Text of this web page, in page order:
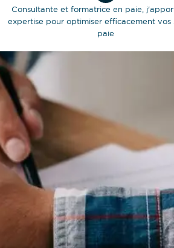
Consultante et formatrice en paie,
expertise pour optimiser efficacement vos
paie